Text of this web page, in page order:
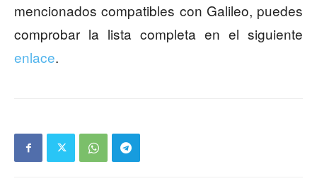
mencionados compatibles con Galileo, puedes
comprobar la lista completa en el siguiente
enlace.